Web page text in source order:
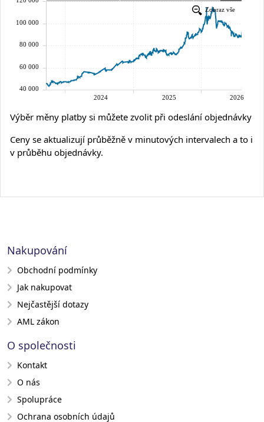
Výběr měny platby si můžete zvolit při odeslání objednávky
Ceny se aktualizují průběžně v minutových intervalech a to i
v průběhu objednávky.
Nakupování
Obchodní podmínky
Jak nakupovat
Nejčastější dotazy
AML zákon
O společnosti
Kontakt
O nás
Spolupráce
Ochrana osobních údajů